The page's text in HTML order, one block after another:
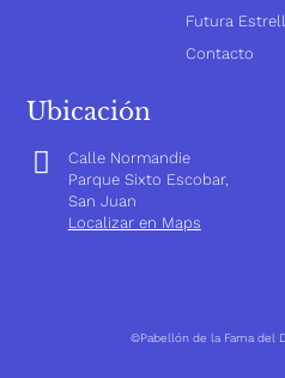
Futura
Contacto
Ubicación
Calle Normandie
Parque Sixto Escobar,
San Juan
Localizar en Maps
©Pabellón de la Fama del